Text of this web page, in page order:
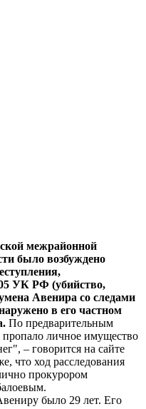
межрайонной
было возбуждено
УК РФ (убийство,
Авенира со следами
в его частном
По предварительным
личное имущество
– говорится на сайте
что ход расследования
прокурором
было 29 лет. Его